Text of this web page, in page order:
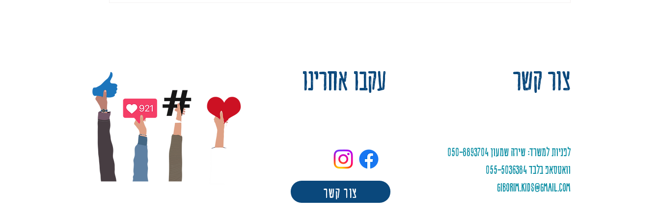
עקבו אחרינו
צור קשר
צור קשר
לפניות למשרד: שירה שמעון 050-8893704
וואטסאפ בלבד 055-5036384
giborim.kids@gmail.com